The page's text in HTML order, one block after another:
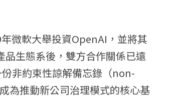
微軟大舉投資OpenAI，並將其
生態系後，雙方合作關係已遠
非約束性諒解備忘錄（non-
推動新公司治理模式的核心基